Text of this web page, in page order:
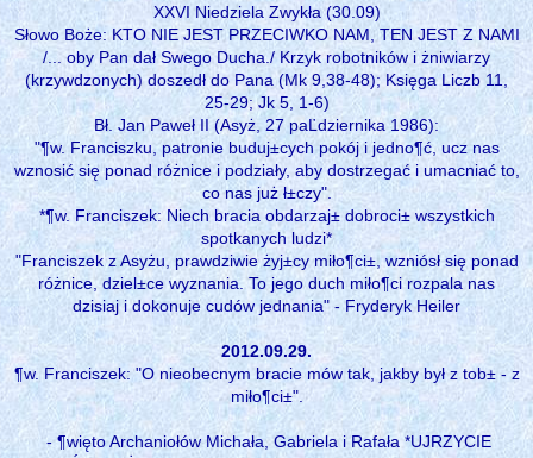
XXVI Niedziela Zwykła (30.09)
Słowo Boże: KTO NIE JEST PRZECIWKO NAM, TEN JEST Z NAMI
/... oby Pan dał Swego Ducha./ Krzyk robotników i żniwiarzy
(krzywdzonych) doszedł do Pana (Mk 9,38-48); Księga Liczb 11,
25-29; Jk 5, 1-6)
Bł. Jan Paweł II (Asyż, 27 paĽdziernika 1986):
"¶w. Franciszku, patronie buduj±cych pokój i jedno¶ć, ucz nas
wznosić się ponad różnice i podziały, aby dostrzegać i umacniać to,
co nas już ł±czy".
*¶w. Franciszek: Niech bracia obdarzaj± dobroci± wszystkich
spotkanych ludzi*
"Franciszek z Asyżu, prawdziwie żyj±cy miło¶ci±, wzniósł się ponad
różnice, dziel±ce wyznania. To jego duch miło¶ci rozpala nas
dzisiaj i dokonuje cudów jednania" - Fryderyk Heiler
2012.09.29.
¶w. Franciszek: "O nieobecnym bracie mów tak, jakby był z tob± - z
miło¶ci±".
- ¶więto Archaniołów Michała, Gabriela i Rafała *UJRZYCIE